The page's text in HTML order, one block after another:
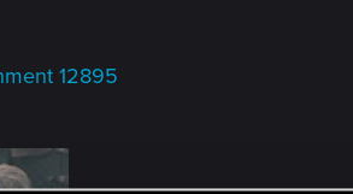
12895